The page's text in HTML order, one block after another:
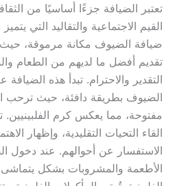
تعتبر الضيافة جزءًا أساسيًا من
القيم الاجتماعية والتقاليد التي
ضيافة الضيوف مكانة مرموقة،
تقديم أفضل ما لديهم من الطعام
التقدير والاحترام. تبدأ هذه الضيافة
الضيوف بطريقة دافئة، حيث ترحب
مفتوحة، مما يعكس كرم
القاء التحيات التقليدية، وإظهار
الاستفسار عن أحوالهم. عند دخول
الأطعمة والمشروبات بشكل يتماشى